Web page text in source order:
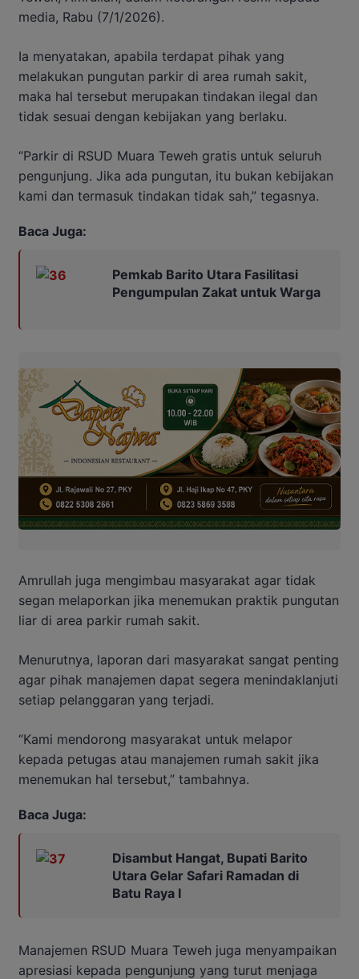
media, Rabu (7/1/2026).
Ia menyatakan, apabila terdapat pihak yang
melakukan pungutan parkir di area rumah sakit,
maka hal tersebut merupakan tindakan ilegal dan
tidak sesuai dengan kebijakan yang berlaku.
“Parkir di RSUD Muara Teweh gratis untuk seluruh
pengunjung. Jika ada pungutan, itu bukan kebijakan
kami dan termasuk tindakan tidak sah,” tegasnya.
Baca Juga:
Pemkab Barito Utara Fasilitasi
Pengumpulan Zakat untuk Warga
Amrullah juga mengimbau masyarakat agar tidak
segan melaporkan jika menemukan praktik pungutan
liar di area parkir rumah sakit.
Menurutnya, laporan dari masyarakat sangat penting
agar pihak manajemen dapat segera menindaklanjuti
setiap pelanggaran yang terjadi.
“Kami mendorong masyarakat untuk melapor
kepada petugas atau manajemen rumah sakit jika
menemukan hal tersebut,” tambahnya.
Baca Juga:
Disambut Hangat, Bupati Barito
Utara Gelar Safari Ramadan di
Batu Raya I
Manajemen RSUD Muara Teweh juga menyampaikan
apresiasi kepada pengunjung yang turut menjaga